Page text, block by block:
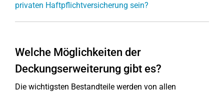
privaten Haftpflichtversicherung sein?
Welche Möglichkeiten der
Deckungserweiterung gibt es?
Die wichtigsten Bestandteile werden von allen